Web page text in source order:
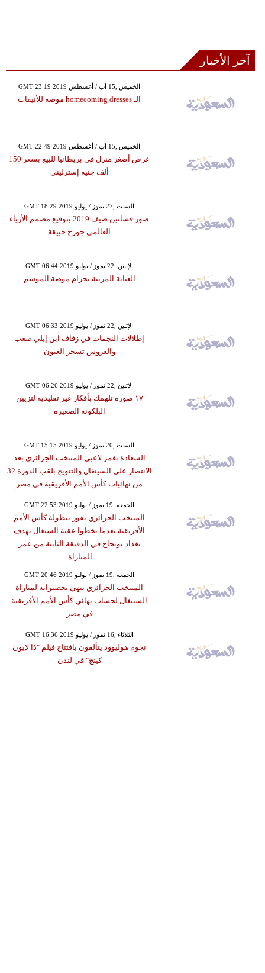
آخر الأخبار
GMT 23:19 2019 الخميس ,15 آب / أغسطس
الـ homecoming dresses موضة للأنيقات
GMT 22:49 2019 الخميس ,15 آب / أغسطس
عرض أصغر منزل فى بريطانيا للبيع بسعر 150
ألف جنيه إسترلينى
GMT 18:29 2019 السبت ,27 تموز / يوليو
صور فساتين صيف 2019 بتوقيع مصمم الأزياء
العالمي جورج حبيقة
GMT 06:44 2019 الإثنين ,22 تموز / يوليو
العباية المزينة بحزام موضة الموسم
GMT 06:33 2019 الإثنين ,22 تموز / يوليو
إطلالات النجمات في زفاف ابن إيلي صعب
والعروس تسحر العيون
GMT 06:26 2019 الإثنين ,22 تموز / يوليو
١٧ صورة تلهمك بأفكار غير تقليدية لتزيين
البلكونة الصغيرة
GMT 15:15 2019 السبت ,20 تموز / يوليو
السعادة تغمر لاعبي المنتخب الجزائري بعد
الانتصار على السينغال والتتويج بلقب الدورة 32
من نهائيات كأس الأمم الأفريقية في مصر
GMT 22:53 2019 الجمعة ,19 تموز / يوليو
المنتخب الجزائري يفوز ببطولة كأس الأمم
الأفريقية بعدما تخطوا عقبة السنغال بهدف
بغداد بونجاح في الدقيقة الثانية من عمر
المباراة.
GMT 20:46 2019 الجمعة ,19 تموز / يوليو
المنتخب الجزائري ينهي تحضيراته لمباراة
السينغال لحساب نهائي كأس الأمم الأفريقية
في مصر
GMT 16:36 2019 الثلاثاء ,16 تموز / يوليو
نجوم هوليوود يتألقون بافتتاح فيلم "ذا لايون
كينج" في لندن